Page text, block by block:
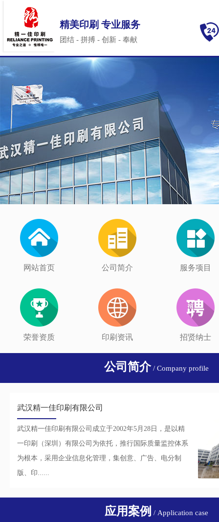
精美印刷 专业服务
团结 - 拼搏 - 创新 - 奉献
网站首页 公司简介 服务项目
荣誉资质 印刷资讯 招贤纳士
公司简介/ Company profile
武汉精一佳印刷有限公司
武汉精一佳印刷有限公司成立于2002年5月28日，是以精
一印刷（深圳）有限公司为依托，推行国际质量监控体系
为根本，采用企业信息化管理，集创意、广告、电分制
版、印......
应用案例 / Application case